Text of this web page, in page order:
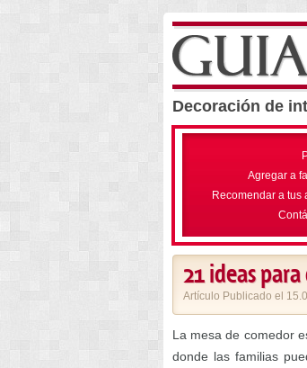
Decoración de
Agregar a
Recomendar a tus
21 ideas
Artículo Publicado el
La mesa de comedor
donde las familias